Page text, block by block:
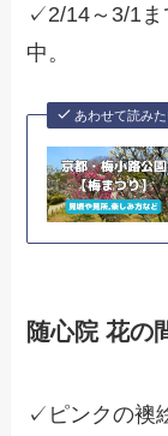
✓2/14～3/1ま
中。
あわせて読み
随心院 花の
✓ピンクの襖